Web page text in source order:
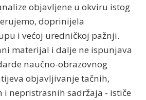
objavljene u okviru istog
doprinijela
i većoj uredničkoj pažnji.
materijal i dalje ne ispunjava
naučno-obrazovnog
objavljivanje tačnih,
i nepristrasnih sadržaja - ističe